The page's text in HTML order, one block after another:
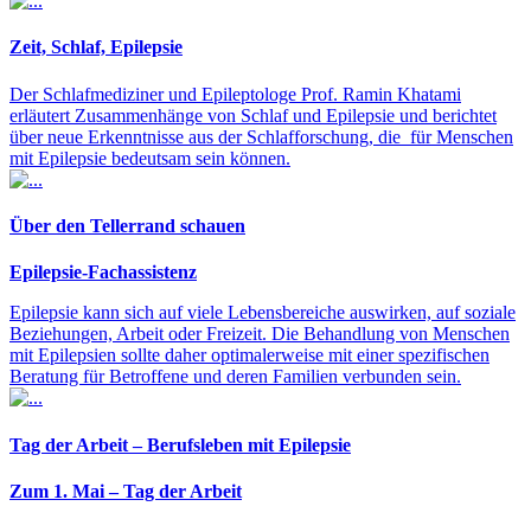
Zeit, Schlaf, Epilepsie
Der Schlafmediziner und Epileptologe Prof. Ramin Khatami
erläutert Zusammenhänge von Schlaf und Epilepsie und berichtet
über neue Erkenntnisse aus der Schlafforschung, die für Menschen
mit Epilepsie bedeutsam sein können.
Über den Tellerrand schauen
Epilepsie-Fachassistenz
Epilepsie kann sich auf viele Lebensbereiche auswirken, auf soziale
Beziehungen, Arbeit oder Freizeit. Die Behandlung von Menschen
mit Epilepsien sollte daher optimalerweise mit einer spezifischen
Beratung für Betroffene und deren Familien verbunden sein.
Tag der Arbeit – Berufsleben mit Epilepsie
Zum 1. Mai – Tag der Arbeit